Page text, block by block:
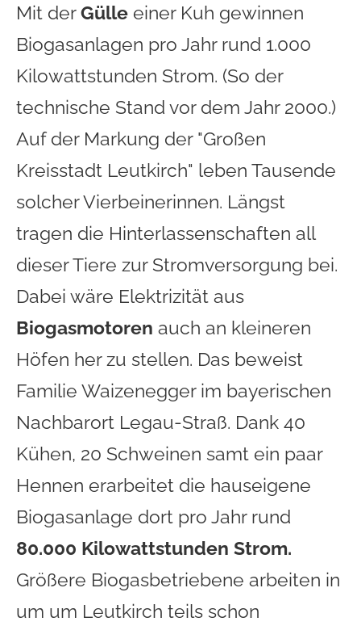
Mit derGülle einer Kuh gewinnen
Biogasanlagen pro Jahr rund 1.000
Kilowattstunden Strom. (So der
technische Stand vor dem Jahr 2000.)
Auf der Markung der "Großen
Kreisstadt Leutkirch" leben Tausende
solcher Vierbeinerinnen. Längst
tragen die Hinterlassenschaften all
dieser Tiere zur Stromversorgung bei.
Dabei wäre Elektrizität aus
Biogasmotoren auch an kleineren
Höfen her zu stellen. Das beweist
Familie Waizenegger im bayerischen
Nachbarort Legau-Straß. Dank 40
Kühen, 20 Schweinen samt ein paar
Hennen erarbeitet die hauseigene
Biogasanlage dort pro Jahr rund
80.000 Kilowattstunden Strom.
Größere Biogasbetriebene arbeiten in
um um Leutkirch teils schon